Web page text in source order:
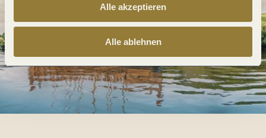
Alle akzeptieren
Alle ablehnen